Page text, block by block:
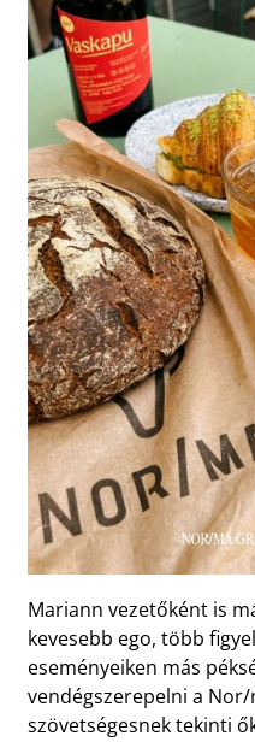
Mariann vezetőként is
kevesebb ego, több
eseményeiken más
vendégszerepelni a
szövetségesnek tekinti